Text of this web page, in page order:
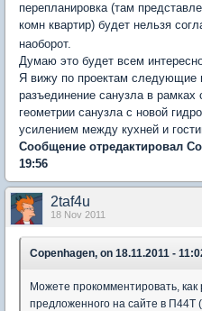
перепланировка (там
комн квартир) будет нельзя
наоборот.
Думаю это будет всем
Я вижу по проектам следующие
разъединение санузла в
геометрии санузла с новой
усилением между кухней и
Сообщение отредактировал
19:56
2taf4u
18 Nov 2011
Copenhagen, on 18.11.2011 -
Можете прокомментировать,
предложенного на сайте в П44Т